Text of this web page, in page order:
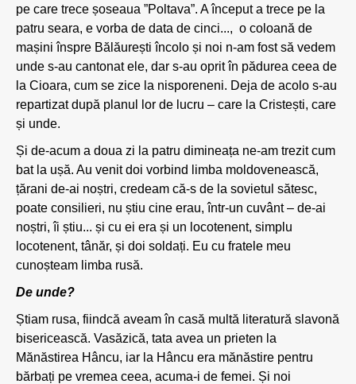
pe care trece șoseaua ”Poltava”. A început a trece pe la
patru seara, e vorba de data de cinci..., o coloană de
mașini înspre Bălăurești încolo și noi n-am fost să vedem
unde s-au cantonat ele, dar s-au oprit în pădurea ceea de
la Cioara, cum se zice la nisporeneni. Deja de acolo s-au
repartizat după planul lor de lucru – care la Cristești, care
și unde.
Și de-acum a doua zi la patru dimineața ne-am trezit cum
bat la ușă. Au venit doi vorbind limba moldovenească,
țărani de-ai noștri, credeam că-s de la sovietul sătesc,
poate consilieri, nu știu cine erau, într-un cuvânt – de-ai
noștri, îi știu... și cu ei era și un locotenent, simplu
locotenent, tânăr, și doi soldați. Eu cu fratele meu
cunoșteam limba rusă.
De unde?
Știam rusa, fiindcă aveam în casă multă literatură slavonă
bisericească. Vasăzică, tata avea un prieten la
Mănăstirea Hâncu, iar la Hâncu era mănăstire pentru
bărbați pe vremea ceea, acuma-i de femei. Și noi